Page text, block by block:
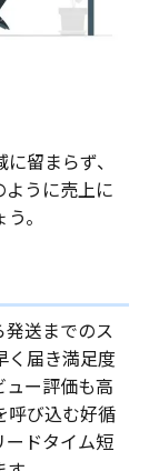
留まらず、
ように売上に
。
発送までのス
く届き満足度
ー評価も高
呼び込む好循
ードタイム短